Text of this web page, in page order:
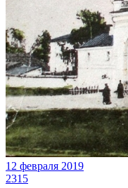
12 февраля 2019
2315